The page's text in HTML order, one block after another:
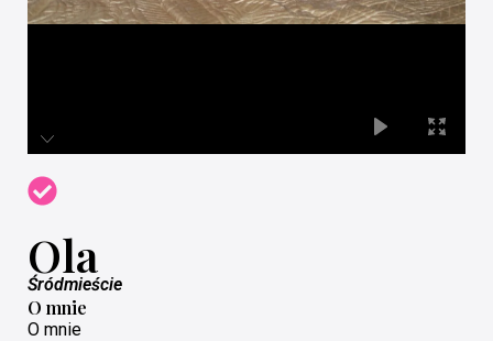
Ola
Śródmieście
O mnie
O mnie